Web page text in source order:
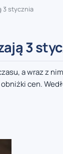
3 stycznia
3
a wraz z
cen.